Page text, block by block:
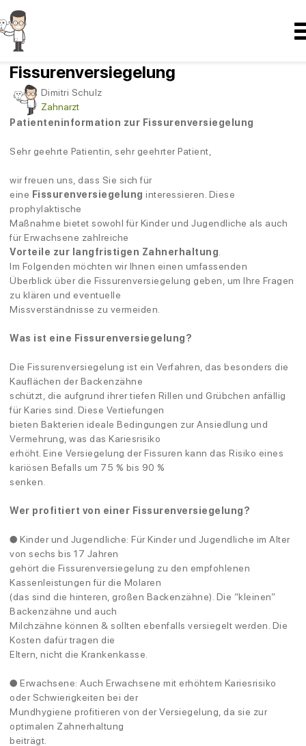
ZAHNGESUNDHEIT
Patienteninformation zur
Fissurenversiegelung
Dimitri Schulz
Zahnarzt
Patienteninformation zur Fissurenversiegelung
Sehr geehrte Patientin, sehr geehrter Patient,
wir freuen uns, dass Sie sich für
eine Fissurenversiegelung interessieren. Diese
prophylaktische
Maßnahme bietet sowohl für Kinder und Jugendliche als auch
für Erwachsene zahlreiche
Vorteile zur langfristigen Zahnerhaltung
Im Folgenden möchten wir Ihnen einen umfassenden
Überblick über die Fissurenversiegelung geben, um Ihre Fragen
zu klären und eventuelle
Missverständnisse zu vermeiden.
Was ist eine Fissurenversiegelung?
Die Fissurenversiegelung ist ein Verfahren, das besonders die
Kauflächen der Backenzähne
schützt, die aufgrund ihrer tiefen Rillen und Grübchen anfällig
für Karies sind. Diese Vertiefungen
bieten Bakterien ideale Bedingungen zur Ansiedlung und
Vermehrung, was das Kariesrisiko
erhöht. Eine Versiegelung der Fissuren kann das Risiko eines
kariösen Befalls um 75 % bis 90 %
senken.
Wer profitiert von einer Fissurenversiegelung?
● Kinder und Jugendliche: Für Kinder und Jugendliche im Alter
von sechs bis 17 Jahren
gehört die Fissurenversiegelung zu den empfohlenen
Kassenleistungen für die Molaren
(das sind die hinteren, großen Backenzähne). Die “kleinen”
Backenzähne und auch
Milchzähne können & sollten ebenfalls versiegelt werden. Die
Kosten dafür tragen die
Eltern, nicht die Krankenkasse.
● Erwachsene: Auch Erwachsene mit erhöhtem Kariesrisiko
oder Schwierigkeiten bei der
Mundhygiene profitieren von der Versiegelung, da sie zur
optimalen Zahnerhaltung
beiträgt.